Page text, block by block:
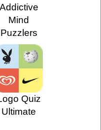
Addictive
Mind
Puzzlers
Quiz
Ultimate